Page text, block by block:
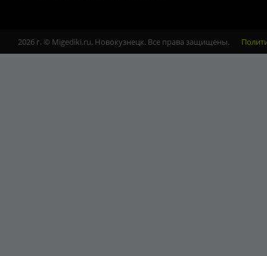
2026 г. © Migediki.ru, Новокузнецк. Все права защищены.